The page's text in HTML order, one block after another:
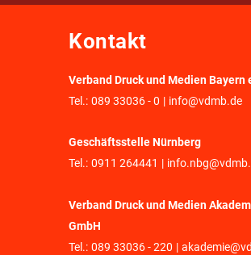
Kontakt
Verband Druck und Medien Bayern
Tel.: 089 33036 - 0 | info@vdmb.de
Geschäftsstelle Nürnberg
Tel.: 0911 264441 |
Verband Druck und Medien
GmbH
Tel.: 089 33036 - 220 |